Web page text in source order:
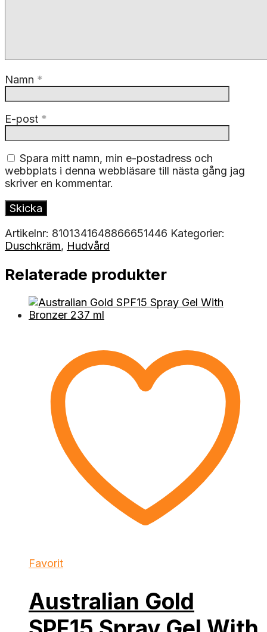
Namn *
E-post *
Spara mitt namn, min e-postadress och
webbplats i denna webbläsare till nästa gång jag
skriver en kommentar.
Artikelnr: 8101341648866651446 Kategorier:
Duschkräm, Hudvård
Relaterade produkter
Favorit
Australian Gold